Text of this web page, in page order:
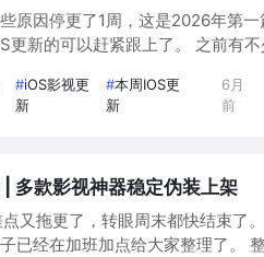
原因停更了1周，这是2026年第
更新的可以赶紧跟上了。 之前有
退…
#iOS影视更
新
#本周IOS更
新
6月
前
多款影视神器稳定伪装上架
又拖更了，转眼周末都快结束了
已经在加班加点给大家整理了。